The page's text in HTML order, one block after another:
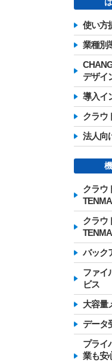
使い方
業種別
デザイ
導入イ
クラウ
法人向
クラウ
クラウ
バック
ファイ
ビス
大容量
データ
プライ
業も安